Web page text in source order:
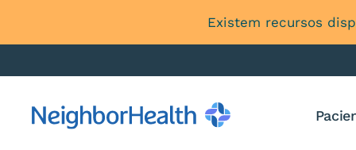
Existem recursos